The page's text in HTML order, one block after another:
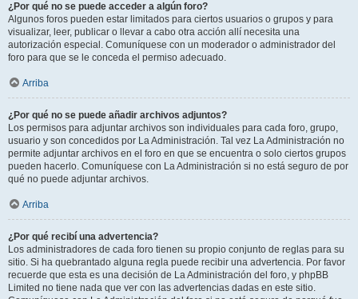
¿Por qué no se puede acceder a algún foro?
Algunos foros pueden estar limitados para ciertos usuarios o grupos y para
visualizar, leer, publicar o llevar a cabo otra acción allí necesita una
autorización especial. Comuníquese con un moderador o administrador del
foro para que se le conceda el permiso adecuado.
Arriba
¿Por qué no se puede añadir archivos adjuntos?
Los permisos para adjuntar archivos son individuales para cada foro, grupo,
usuario y son concedidos por La Administración. Tal vez La Administración no
permite adjuntar archivos en el foro en que se encuentra o solo ciertos grupos
pueden hacerlo. Comuníquese con La Administración si no está seguro de por
qué no puede adjuntar archivos.
Arriba
¿Por qué recibí una advertencia?
Los administradores de cada foro tienen su propio conjunto de reglas para su
sitio. Si ha quebrantado alguna regla puede recibir una advertencia. Por favor
recuerde que esta es una decisión de La Administración del foro, y phpBB
Limited no tiene nada que ver con las advertencias dadas en este sitio.